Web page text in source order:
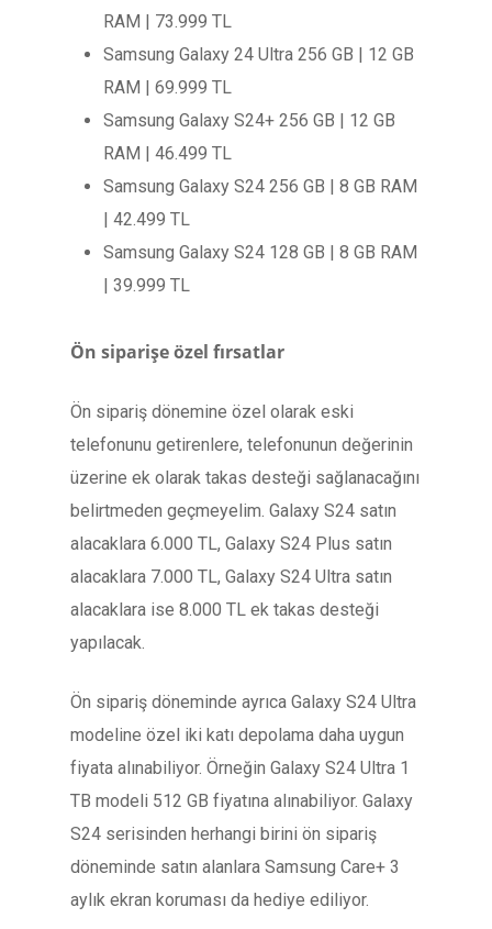
RAM | 73.999 TL
Samsung Galaxy 24 Ultra 256 GB | 12 GB
RAM | 69.999 TL
Samsung Galaxy S24+ 256 GB | 12 GB
RAM | 46.499 TL
Samsung Galaxy S24 256 GB | 8 GB RAM
| 42.499 TL
Samsung Galaxy S24 128 GB | 8 GB RAM
| 39.999 TL
Ön siparişe özel fırsatlar
Ön sipariş dönemine özel olarak eski
telefonunu getirenlere, telefonunun değerinin
üzerine ek olarak takas desteği sağlanacağını
belirtmeden geçmeyelim. Galaxy S24 satın
alacaklara 6.000 TL, Galaxy S24 Plus satın
alacaklara 7.000 TL, Galaxy S24 Ultra satın
alacaklara ise 8.000 TL ek takas desteği
yapılacak.
Ön sipariş döneminde ayrıca Galaxy S24 Ultra
modeline özel iki katı depolama daha uygun
fiyata alınabiliyor. Örneğin Galaxy S24 Ultra 1
TB modeli 512 GB fiyatına alınabiliyor. Galaxy
S24 serisinden herhangi birini ön sipariş
döneminde satın alanlara Samsung Care+ 3
aylık ekran koruması da hediye ediliyor.